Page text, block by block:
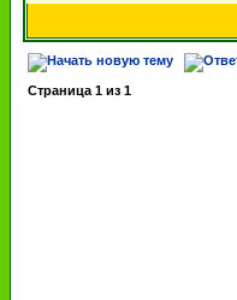
Страница 1 из 1